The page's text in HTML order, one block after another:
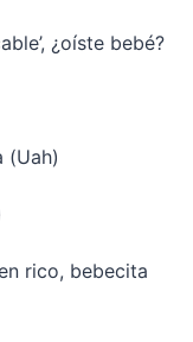
¿oíste bebé?
(Uah)
rico, bebecita